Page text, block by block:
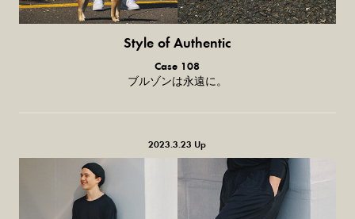
Style of Authentic
普通の服、
普通のスタイル。
Case 108
ブルゾンは永遠に。
2023.3.23 Up